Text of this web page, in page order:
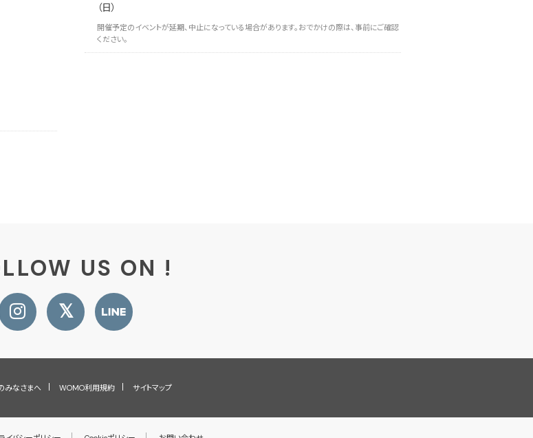
（日）
開催予定のイベントが延期、中止になっている場合があります。おでかけの際は、事前にご確認
ください。
US ON !
みなさまへ WOMO利用規約 サイトマップ